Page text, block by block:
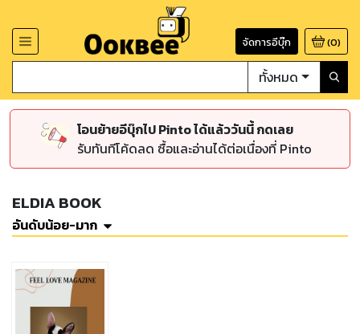
จัดการอีบุ๊ก (0)
ทั้งหมด
โอนย้ายอีบุ๊กไป Pinto ได้แล้ววันนี้ กดเลย
รับทันทีโค้ดลด ซื้อและอ่านได้ต่อเนื่องที่ Pinto
ELDIA BOOK
อันดับน้อย-มาก